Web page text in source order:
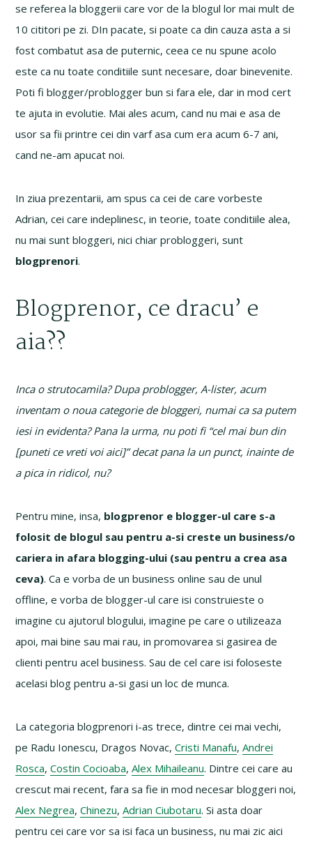
se referea la bloggerii care vor de la blogul lor mai mult de
10 cititori pe zi. DIn pacate, si poate ca din cauza asta a si
fost combatut asa de puternic, ceea ce nu spune acolo
este ca nu toate conditiile sunt necesare, doar binevenite.
Poti fi blogger/problogger bun si fara ele, dar in mod cert
te ajuta in evolutie. Mai ales acum, cand nu mai e asa de
usor sa fii printre cei din varf asa cum era acum 6-7 ani,
cand ne-am apucat noi.
In ziua prezentarii, am spus ca cei de care vorbeste
Adrian, cei care indeplinesc, in teorie, toate conditiile alea,
nu mai sunt bloggeri, nici chiar probloggeri, sunt
blogprenori.
Blogprenor, ce dracu’ e
aia??
Inca o strutocamila? Dupa problogger, A-lister, acum
inventam o noua categorie de bloggeri, numai ca sa putem
iesi in evidenta? Pana la urma, nu poti fi “cel mai bun din
[puneti ce vreti voi aici]” decat pana la un punct, inainte de
a pica in ridicol, nu?
Pentru mine, insa, blogprenor e blogger-ul care s-a
folosit de blogul sau pentru a-si creste un business/o
cariera in afara blogging-ului (sau pentru a crea asa
ceva). Ca e vorba de un business online sau de unul
offline, e vorba de blogger-ul care isi construieste o
imagine cu ajutorul blogului, imagine pe care o utilizeaza
apoi, mai bine sau mai rau, in promovarea si gasirea de
clienti pentru acel business. Sau de cel care isi foloseste
acelasi blog pentru a-si gasi un loc de munca.
La categoria blogprenori i-as trece, dintre cei mai vechi,
pe Radu Ionescu, Dragos Novac,Cristi Manafu,Andrei
Rosca,Costin Cocioaba,Alex Mihaileanu. Dintre cei care au
crescut mai recent, fara sa fie in mod necesar bloggeri noi,
Alex Negrea,Chinezu,Adrian Ciubotaru. Si asta doar
pentru cei care vor sa isi faca un business, nu mai zic aici